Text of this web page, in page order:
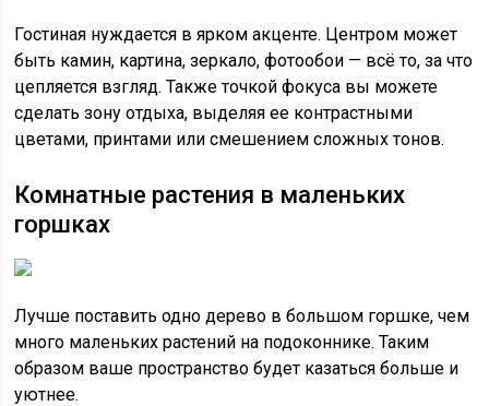
Гостиная нуждается в ярком акценте. Центром может
быть камин, картина, зеркало, фотообои — всё то, за что
цепляется взгляд. Также точкой фокуса вы можете
сделать зону отдыха, выделяя ее контрастными
цветами, принтами или смешением сложных тонов.
Комнатные растения в маленьких
горшках
Лучше поставить одно дерево в большом горшке, чем
много маленьких растений на подоконнике. Таким
образом ваше пространство будет казаться больше и
уютнее.